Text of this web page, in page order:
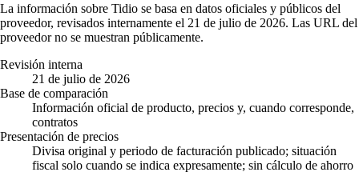
La información sobre Tidio se basa en datos oficiales y públicos del
proveedor, revisados internamente el 21 de julio de 2026. Las URL del
proveedor no se muestran públicamente.
Revisión interna
21 de julio de 2026
Base de comparación
Información oficial de producto, precios y, cuando corresponde,
contratos
Presentación de precios
Divisa original y periodo de facturación publicado; situación
fiscal solo cuando se indica expresamente; sin cálculo de ahorro